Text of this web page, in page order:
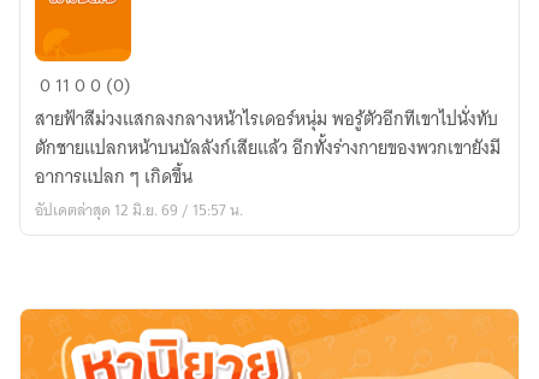
ภารกิจ
ช่วย
จอม
ราชา
มาร
01100 (0)
สายฟ้าสีม่วงแสกลงกลางหน้าไรเดอร์หนุ่ม พอรู้ตัวอีกทีเขาไปนั่งทับ
ตักชายแปลกหน้าบนบัลลังก์เสียแล้ว อีกทั้งร่างกายของพวกเขายังมี
อาการแปลก ๆ เกิดขึ้น
อัปเดตล่าสุด 12 มิ.ย. 69 / 15:57 น.